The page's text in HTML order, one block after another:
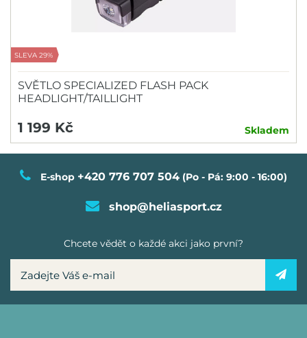
SLEVA 29%
SVĚTLO SPECIALIZED FLASH PACK
HEADLIGHT/TAILLIGHT
1 199 Kč Skladem
E-shop +420 776 707 504 (Po - Pá: 9:00 - 16:00)
shop@heliasport.cz
Chcete vědět o každé akci jako první?